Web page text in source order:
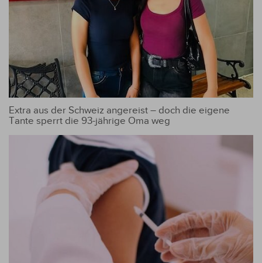
Extra aus der Schweiz angereist – doch die eigene
Tante sperrt die 93-jährige Oma weg